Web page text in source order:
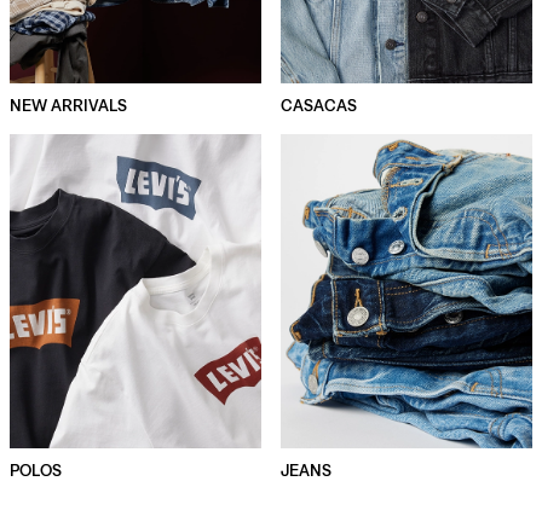
NEW ARRIVALS CASACAS
POLOS JEANS